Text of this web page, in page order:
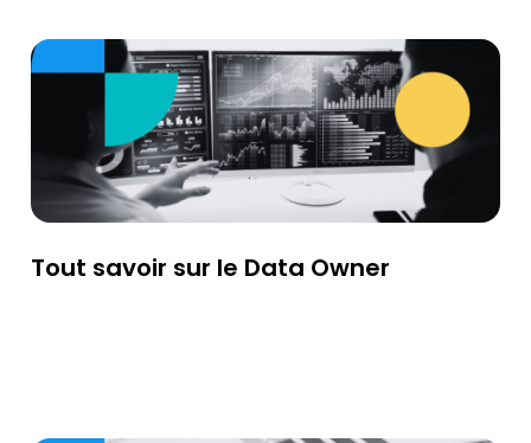
Tout savoir sur le Data Owner